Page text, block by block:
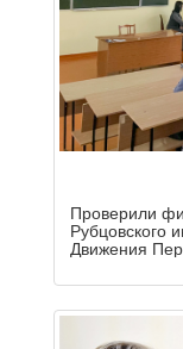
Проверили
Рубцовского
Движения